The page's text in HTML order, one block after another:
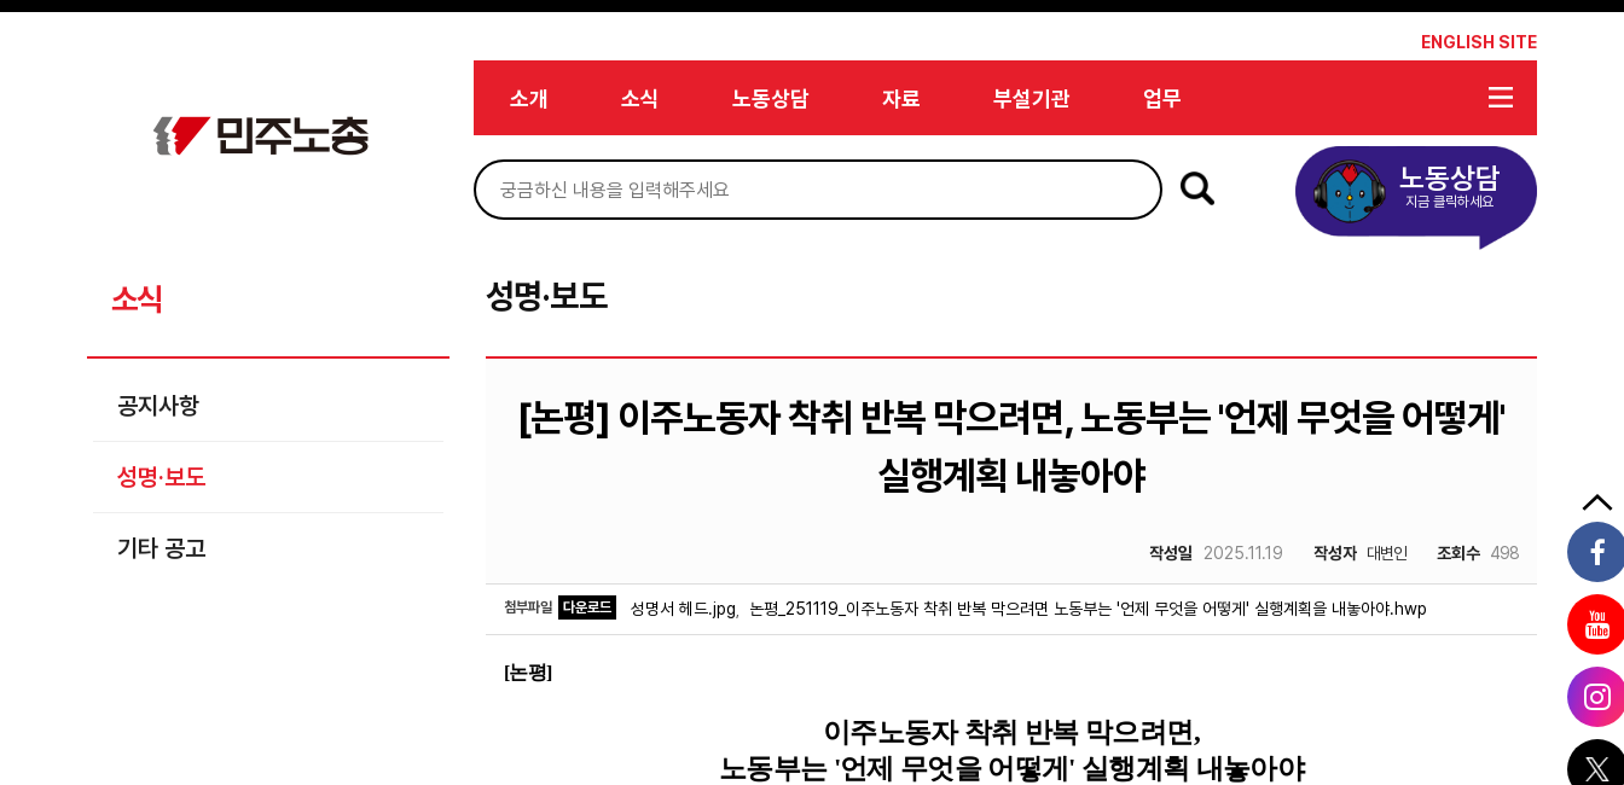
메뉴 건너뛰기
ENGLISH SITE
소개 소식 노동상담 자료 부설기관 업무
노동상담
지금 클릭하세요
소식
공지사항
성명·보도
기타 공고
성명·보도
[논평] 이주노동자 착취 반복 막으려면, 노동부는 '언제 무엇을 어떻게'
실행계획 내놓아야
작성일 2025.11.19 작성자 대변인 조회수 498
첨부파일 다운로드 성명서 헤드.jpg 논평_251119_이주노동자 착취 반복 막으려면 노동부는 '언제 무엇을 어떻게' 실행계획을 내놓아야.hwp
[논평]
이주노동자 착취 반복 막으려면,
노동부는 '언제 무엇을 어떻게 ' 실행계획 내놓아야
Sketchbook5, 스케치북5
Sketchbook5, 스케치북5